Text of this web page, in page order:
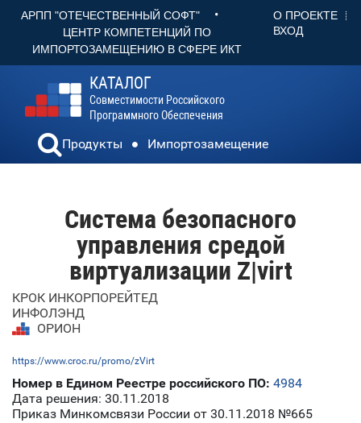
АРПП "ОТЕЧЕСТВЕННЫЙ СОФТ" •
ЦЕНТР КОМПЕТЕНЦИЙ ПО
ИМПОРТОЗАМЕЩЕНИЮ В СФЕРЕ ИКТ
О ПРОЕКТЕ
ВХОД
КАТАЛОГ
Совместимости Российского
Программного Обеспечения
Продукты Импортозамещение
Система безопасного
управления средой
виртуализации Z|virt
КРОК ИНКОРПОРЕЙТЕД
ИНФОЛЭНД
ОРИОН
https://www.croc.ru/promo/zVirt
Номер в Едином Реестре российского ПО: 4984
Дата решения: 30.11.2018
Приказ Минкомсвязи России от 30.11.2018 №665